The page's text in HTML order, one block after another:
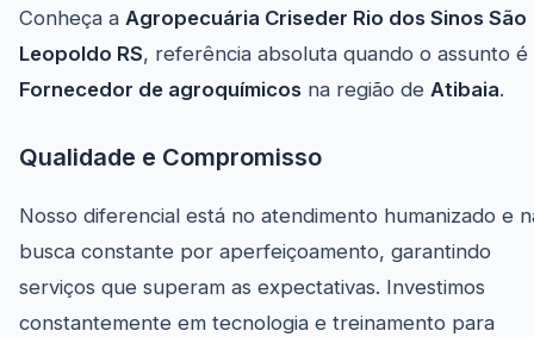
Conheça a Agropecuária Criseder Rio dos Sinos São
Leopoldo RS, referência absoluta quando o assunto é
Fornecedor de agroquímicos na região de Atibaia.
Qualidade e Compromisso
Nosso diferencial está no atendimento humanizado e
busca constante por aperfeiçoamento, garantindo
serviços que superam as expectativas. Investimos
constantemente em tecnologia e treinamento para